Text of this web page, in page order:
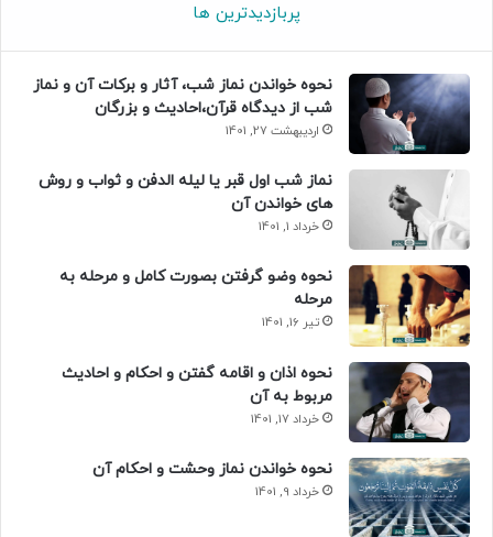
پربازدیدترین ها
نحوه خواندن نماز شب، آثار و برکات آن و نماز
شب از دیدگاه قرآن،احادیث و بزرگان
اردیبهشت 27, 1401
نماز شب اول قبر یا لیله الدفن و ثواب و روش
های خواندن آن
خرداد 1, 1401
نحوه وضو گرفتن بصورت کامل و مرحله به
مرحله
تیر 16, 1401
نحوه اذان و اقامه گفتن و احکام و احادیث
مربوط به آن
خرداد 17, 1401
نحوه خواندن نماز وحشت و احکام آن
خرداد 9, 1401